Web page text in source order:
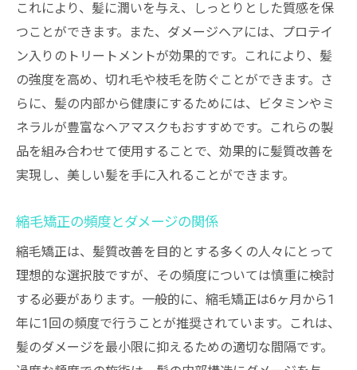
これにより、髪に潤いを与え、しっとりとした質感を保
つことができます。また、ダメージヘアには、プロテイ
ン入りのトリートメントが効果的です。これにより、髪
の強度を高め、切れ毛や枝毛を防ぐことができます。さ
らに、髪の内部から健康にするためには、ビタミンやミ
ネラルが豊富なヘアマスクもおすすめです。これらの製
品を組み合わせて使用することで、効果的に髪質改善を
実現し、美しい髪を手に入れることができます。
縮毛矯正の頻度とダメージの関係
縮毛矯正は、髪質改善を目的とする多くの人々にとって
理想的な選択肢ですが、その頻度については慎重に検討
する必要があります。一般的に、縮毛矯正は6ヶ月から1
年に1回の頻度で行うことが推奨されています。これは、
髪のダメージを最小限に抑えるための適切な間隔です。